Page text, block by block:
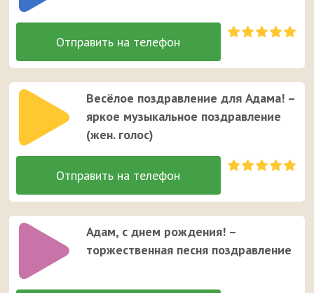
Весёлое поздравление для Адама! –
яркое музыкальное поздравление
(жен. голос)
Адам, с днем рождения! –
торжественная песня поздравление